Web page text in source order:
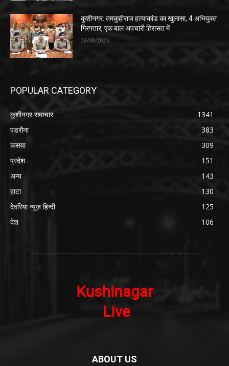
कुशीनगर: तमकुहीराज हत्याकांड का खुलासा, 4 अभियुक्त
गिरफ्तार, एक बाल अपचारी हिरासत में
08/08/2026
POPULAR CATEGORY
कुशीनगर समाचार
1341
पडरौना
383
कसया
309
प्रदेश
151
अन्य
143
हाटा
130
देवरिया न्यूज़ हिन्दी
125
देश
106
ABOUT US